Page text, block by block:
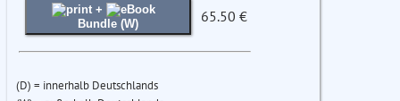
+
Bundle (W)
65.50 €
(D) = innerhalb Deutschlands